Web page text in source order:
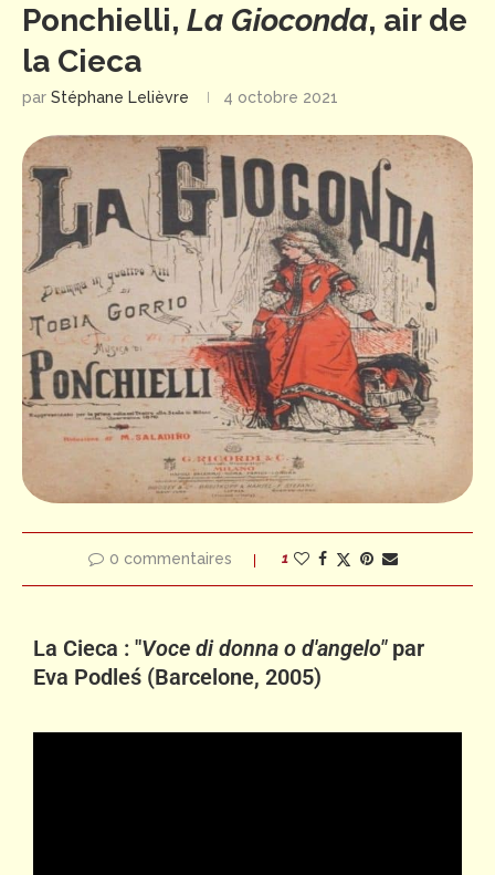
Ponchielli, La Gioconda, air de
la Cieca
par Stéphane Lelièvre 4 octobre 2021
0 commentaires 1
La Cieca : "Voce di donna o d'angelo"par
Eva Podleś (Barcelone, 2005)